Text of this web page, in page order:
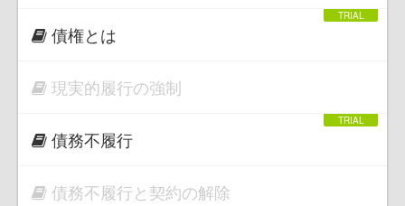
債権とは
現実的履行の強制
債務不履行
債務不履行と契約の解除